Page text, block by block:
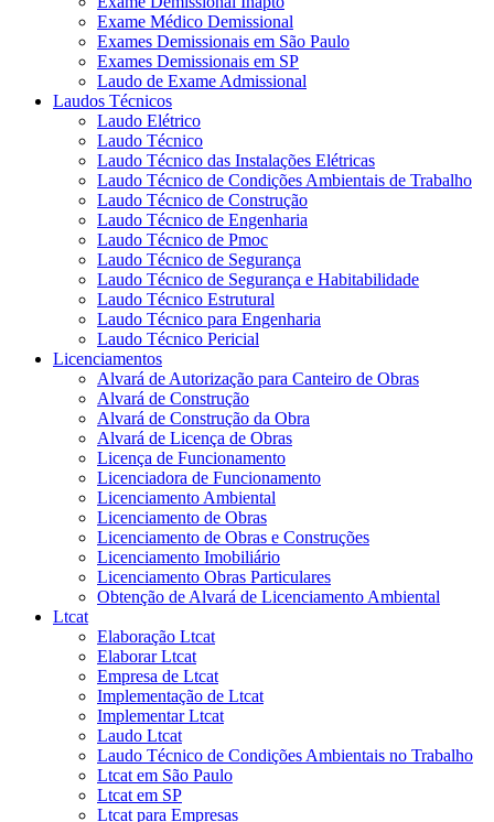
Exame Médico Demissional
Exames Demissionais em São Paulo
Exames Demissionais em SP
Laudo de Exame Admissional
Laudos Técnicos
Laudo Elétrico
Laudo Técnico
Laudo Técnico das Instalações Elétricas
Laudo Técnico de Condições Ambientais de Trabalho
Laudo Técnico de Construção
Laudo Técnico de Engenharia
Laudo Técnico de Pmoc
Laudo Técnico de Segurança
Laudo Técnico de Segurança e Habitabilidade
Laudo Técnico Estrutural
Laudo Técnico para Engenharia
Laudo Técnico Pericial
Licenciamentos
Alvará de Autorização para Canteiro de Obras
Alvará de Construção
Alvará de Construção da Obra
Alvará de Licença de Obras
Licença de Funcionamento
Licenciadora de Funcionamento
Licenciamento Ambiental
Licenciamento de Obras
Licenciamento de Obras e Construções
Licenciamento Imobiliário
Licenciamento Obras Particulares
Obtenção de Alvará de Licenciamento Ambiental
Ltcat
Elaboração Ltcat
Elaborar Ltcat
Empresa de Ltcat
Implementação de Ltcat
Implementar Ltcat
Laudo Ltcat
Laudo Técnico de Condições Ambientais no Trabalho
Ltcat em São Paulo
Ltcat em SP
Ltcat para Empresas